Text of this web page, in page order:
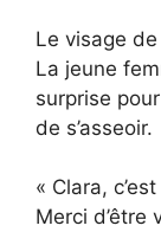
Le visage
La jeune
surprise
de s’asseoir.
« Clara,
Merci d’être